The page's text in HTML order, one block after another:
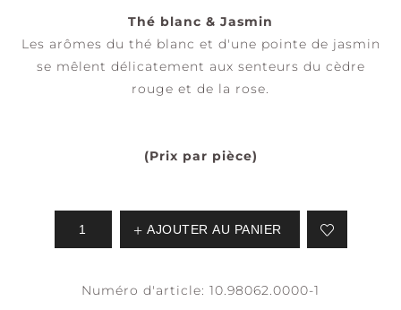
Thé blanc & Jasmin
Les arômes du thé blanc et d'une pointe de jasmin
se mêlent délicatement aux senteurs du cèdre
rouge et de la rose.
(Prix par pièce)
AJOUTER AU PANIER
Numéro d'article: 10.98062.0000-1